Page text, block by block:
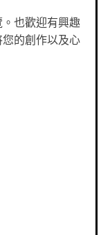
也歡迎有興趣
的創作以及心